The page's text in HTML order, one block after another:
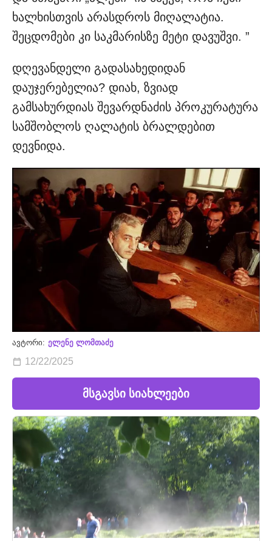
ხალხისთვის არასდროს მიღალატია.
შეცდომები კი საკმარისზე მეტი დავუშვი. ”
დღევანდელი გადასახედიდან
დაუჯერებელია? დიახ, ზვიად
გამსახურდიას შევარდნაძის პროკურატურა
სამშობლოს ღალატის ბრალდებით
დევნიდა.
ავტორი: ელენე ლომთაძე
12/22/2025
მსგავსი სიახლეები